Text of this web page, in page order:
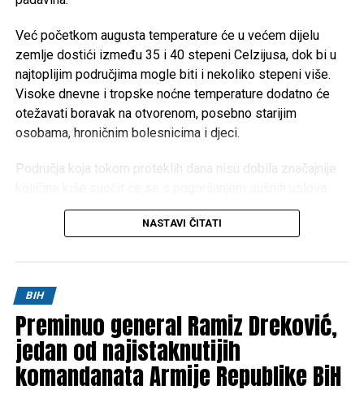
Već početkom augusta temperature će u većem dijelu
zemlje dostići između 35 i 40 stepeni Celzijusa, dok bi u
najtoplijim područjima mogle biti i nekoliko stepeni više.
Visoke dnevne i tropske noćne temperature dodatno će
otežavati boravak na otvorenom, posebno starijim
osobama, hroničnim bolesnicima i djeci.
Područja koja tokom proteklih dana nisu dobila značajnije
Dugotrajan izostanak padavina mogao bi izazvati ozbiljne
posljedice za poljoprivredu, vodotokove i povećati rizik od
će doći do promjene vremena. Prema trenutnim
prognostičkim modelima, toplotni talas će potrajati
najmanje do oko10. augusta, ali je riječ o periodu koji je
još uvijek dovoljno udaljen da bi prognoze bile potpuno
pouzdane.
NASTAVI ČITATI
BIH
Preminuo general Ramiz Dreković,
jedan od najistaknutijih
komandanata Armije Republike BiH